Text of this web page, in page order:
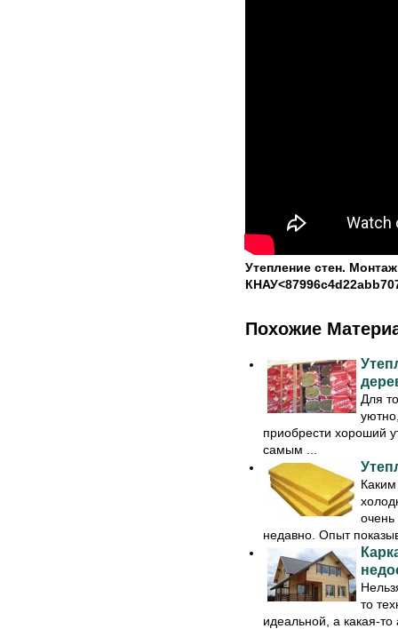
Утепление стен.
Похожие
Для
приобрести хороший
самым ...
недавно. Опыт
то
идеальной, а какая-